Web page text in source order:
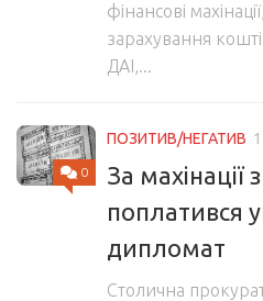
фінансові
зарахування
ДАІ,...
0
ПОЗИТИВ/НЕГАТИВ
За махінації
поплатився
дипломат
Столична